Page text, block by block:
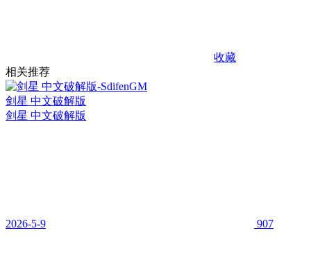
收藏
相关推荐
剑星 中文破解版
剑星 中文破解版
2026-5-9 907